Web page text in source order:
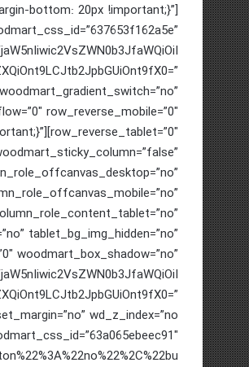
bottom: 20px !important;}”
row_reverse_mobile=”0″
tablet_bg_img_hidden=”no”
woodmart_box_shadow=”no”